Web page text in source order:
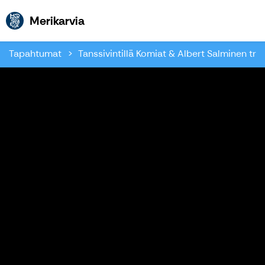
MerikarviaMerikarvia
Tapahtumat Tanssivintillä Komiat & Albert Salminen trio